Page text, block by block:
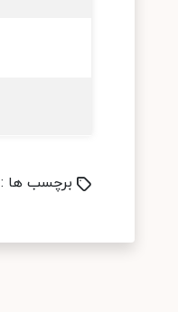
برچسب ها :